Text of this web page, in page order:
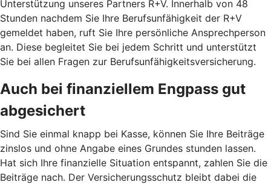
Unterstützung unseres Partners R+V. Innerhalb von 48
Stunden nachdem Sie Ihre Berufsunfähigkeit der R+V
gemeldet haben, ruft Sie Ihre persönliche Ansprechperson
an. Diese begleitet Sie bei jedem Schritt und unterstützt
Sie bei allen Fragen zur Berufsunfähigkeitsversicherung.
Auch bei finanziellem Engpass gut
abgesichert
Sind Sie einmal knapp bei Kasse, können Sie Ihre Beiträge
zinslos und ohne Angabe eines Grundes stunden lassen.
Hat sich Ihre finanzielle Situation entspannt, zahlen Sie die
Beiträge nach. Der Versicherungsschutz bleibt dabei die